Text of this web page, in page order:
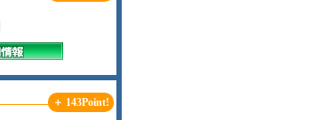
＋ 143Point!